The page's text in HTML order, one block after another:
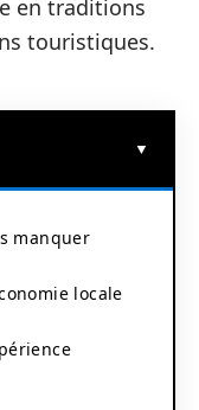
en traditions
touristiques.
manquer
locale